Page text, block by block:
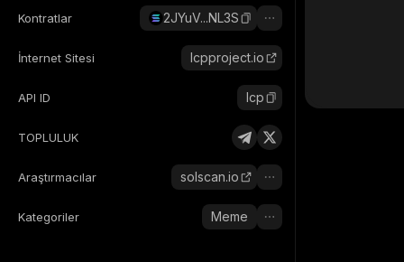
Kontratlar 2JYuV...NL3S
İnternet Sitesi lcpproject.io
API ID lcp
TOPLULUK
Araştırmacılar solscan.io
Kategoriler Meme